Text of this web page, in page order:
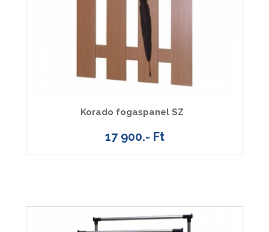
Korado fogaspanel SZ
17 900.- Ft